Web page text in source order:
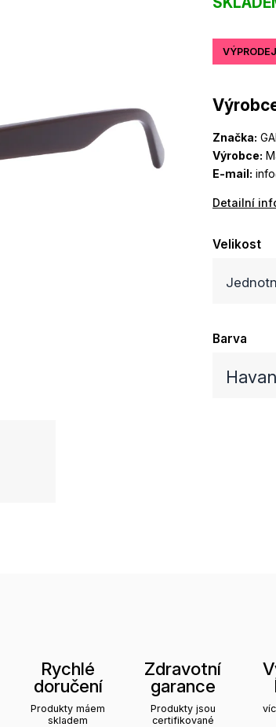
Značka:
Výrobce:
E-mail:
Detailní
VÝPRODEJ
Velikost
Barva
Rychlé
doručení
Produkty máem
skladem
Zdravotní
garance
Produkty jsou
certifikované